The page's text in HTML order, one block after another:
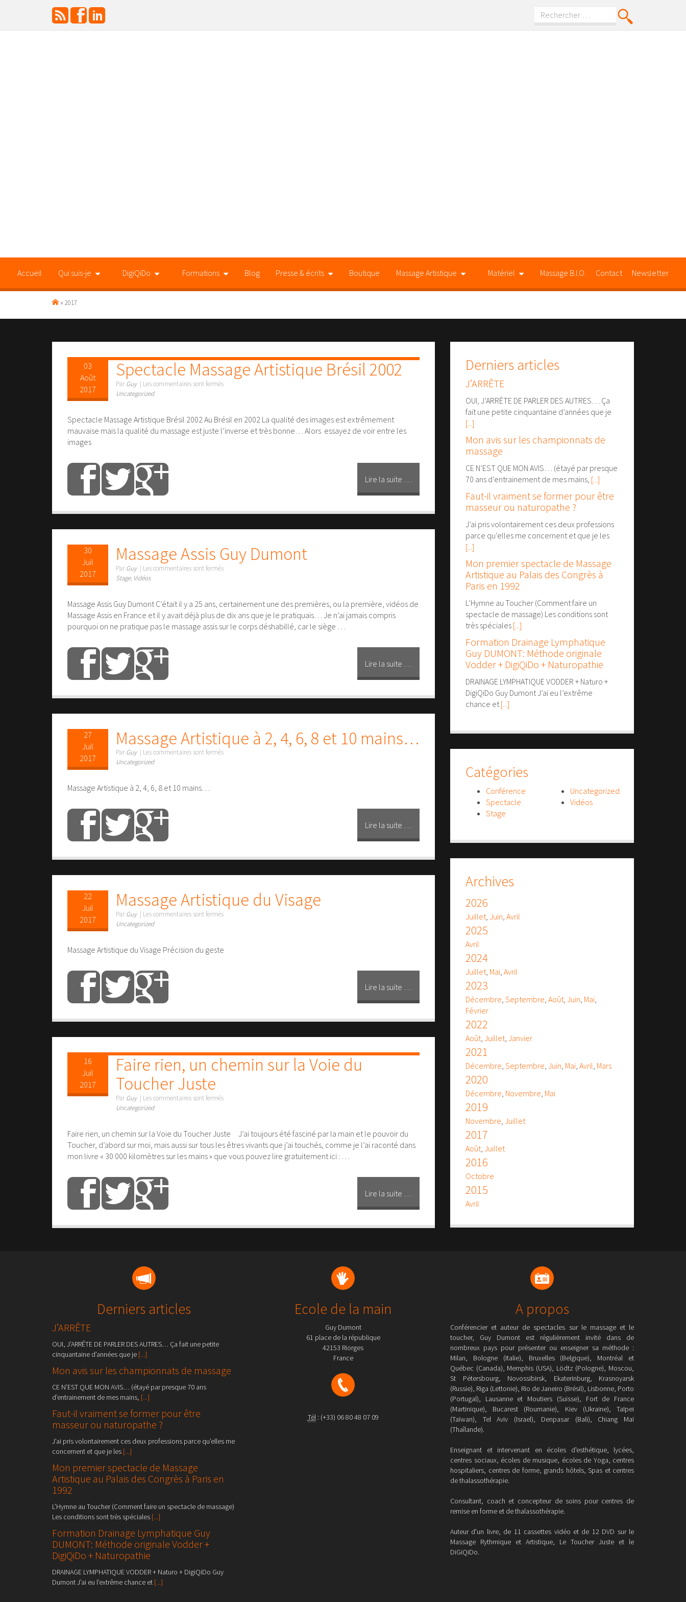
Accueil Qui suis-je DigiQiDo Formations Blog Presse & écrits Boutique Massage Artistique Matériel Massage B.I.O. Contact Newsletter
» 2017
03
Août
2017
Spectacle Massage Artistique Brésil 2002
Par Guy | Les commentaires sont fermés
Uncategorized
Spectacle Massage Artistique Brésil 2002 Au Brésil en 2002 La qualité des images est extrêmement
mauvaise mais la qualité du massage est juste l’inverse et très bonne… Alors essayez de voir entre les
images
Lire la suite …
30
Juil
2017
Massage Assis Guy Dumont
Par Guy | Les commentaires sont fermés
Stage, Vidéos
Massage Assis Guy Dumont C’était il y a 25 ans, certainement une des premières, ou la première, vidéos de
Massage Assis en France et il y avait déjà plus de dix ans que je le pratiquais… Je n’ai jamais compris
pourquoi on ne pratique pas le massage assis sur le corps déshabillé, car le siège …
Lire la suite …
27
Juil
2017
Massage Artistique à 2, 4, 6, 8 et 10 mains…
Par Guy | Les commentaires sont fermés
Uncategorized
Massage Artistique à 2, 4, 6, 8 et 10 mains…
Lire la suite …
22
Juil
2017
Massage Artistique du Visage
Par Guy | Les commentaires sont fermés
Uncategorized
Massage Artistique du Visage Précision du geste
Lire la suite …
16
Juil
2017
Faire rien, un chemin sur la Voie du
Toucher Juste
Par Guy | Les commentaires sont fermés
Uncategorized
Faire rien, un chemin sur la Voie du Toucher Juste J’ai toujours été fasciné par la main et le pouvoir du
Toucher, d’abord sur moi, mais aussi sur tous les êtres vivants que j’ai touchés, comme je l’ai raconté dans
mon livre « 30 000 kilomètres sur les mains » que vous pouvez lire gratuitement ici : …
Lire la suite …
Derniers articles
J’ARRÊTE
OUI, J’ARRÊTE DE PARLER DES AUTRES… Ça
fait une petite cinquantaine d’années que je
[...]
Mon avis sur les championnats de
massage
CE N’EST QUE MON AVIS… (étayé par presque
70 ans d’entrainement de mes mains, [...]
Faut-il vraiment se former pour être
masseur ou naturopathe ?
J’ai pris volontairement ces deux professions
parce qu’elles me concernent et que je les
[...]
Mon premier spectacle de Massage
Artistique au Palais des Congrès à
Paris en 1992
L’Hymne au Toucher (Comment faire un
spectacle de massage) Les conditions sont
très spéciales [...]
Formation Drainage Lymphatique
Guy DUMONT: Méthode originale
Vodder + DigiQiDo + Naturopathie
DRAINAGE LYMPHATIQUE VODDER + Naturo +
DigiQiDo Guy Dumont J’ai eu l’extrême
chance et[...]
Catégories
Conférence
Spectacle
Stage
Uncategorized
Vidéos
Archives
2026
Juillet, Juin, Avril
2025
Avril
2024
Juillet, Mai, Avril
2023
Décembre, Septembre, Août, Juin, Mai,
Février
2022
Août, Juillet, Janvier
2021
Décembre, Septembre, Juin, Mai, Avril, Mars
2020
Décembre, Novembre, Mai
2019
Novembre, Juillet
2017
Août, Juillet
2016
Octobre
2015
Avril
Derniers articles
J’ARRÊTE
OUI, J’ARRÊTE DE PARLER DES AUTRES… Ça fait une petite
cinquantaine d’années que je [...]
Mon avis sur les championnats de massage
CE N’EST QUE MON AVIS… (étayé par presque 70 ans
d’entrainement de mes mains, [...]
Faut-il vraiment se former pour être
masseur ou naturopathe ?
J’ai pris volontairement ces deux professions parce qu’elles me
concernent et que je les [...]
Mon premier spectacle de Massage
Artistique au Palais des Congrès à Paris en
1992
L’Hymne au Toucher (Comment faire un spectacle de massage)
Les conditions sont très spéciales [...]
Formation Drainage Lymphatique Guy
DUMONT: Méthode originale Vodder +
DigiQiDo + Naturopathie
DRAINAGE LYMPHATIQUE VODDER + Naturo + DigiQiDo Guy
Dumont J’ai eu l’extrême chance et [...]
Ecole de la main
Guy Dumont
61 place de la république
42153 Riorges
France
Tél: (+33) 06 80 48 07 09
A propos
Conférencier et auteur de spectacles sur le massage et le
toucher, Guy Dumont est régulièrement invité dans de
nombreux pays pour présenter ou enseigner sa méthode :
Milan, Bologne (Italie), Bruxelles (Belgique), Montréal et
Québec (Canada), Memphis (USA), Lödtz (Pologne), Moscou,
St Pétersbourg, Novossibirsk, Ekaterinburg, Krasnoyarsk
(Russie), Riga (Lettonie), Rio de Janeiro (Brésil), Lisbonne, Porto
(Portugal), Lausanne et Moutiers (Suisse), Fort de France
(Martinique), Bucarest (Roumanie), Kiev (Ukraine), TaIpei
(Taïwan), Tel Aviv (Israel), Denpasar (Bali), Chiang Maï
(Thaîlande).
Enseignant et intervenant en écoles d'esthétique, lycées,
centres sociaux, écoles de musique, écoles de Yoga, centres
hospitaliers, centres de forme, grands hôtels, Spas et centres
de thalassothérapie.
Consultant, coach et concepteur de soins pour centres de
remise en forme et de thalassothérapie.
Auteur d'un livre, de 11 cassettes vidéo et de 12 DVD sur le
Massage Rythmique et Artistique, Le Toucher Juste et le
DiGiQiDo.